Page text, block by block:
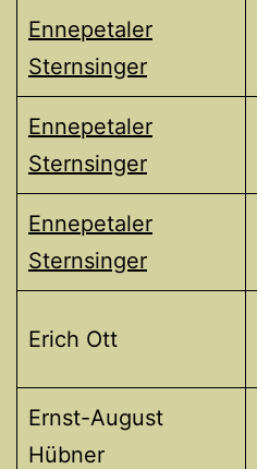
Ennepetaler
Sternsinger
Ennepetaler
Sternsinger
Ennepetaler
Sternsinger
Erich Ott
Ernst-August
Hübner